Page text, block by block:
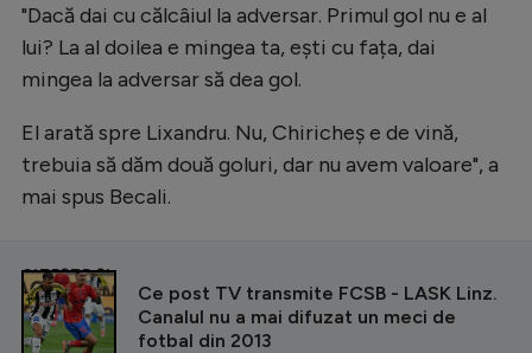
"Dacă dai cu călcâiul la adversar. Primul gol nu e al
lui? La al doilea e mingea ta, ești cu fața, dai
mingea la adversar să dea gol.
El arată spre Lixandru. Nu, Chiricheș e de vină,
trebuia să dăm două goluri, dar nu avem valoare", a
mai spus Becali.
CITEȘTE ȘI
Ce post TV transmite FCSB - LASK Linz.
Canalul nu a mai difuzat un meci de
fotbal din 2013